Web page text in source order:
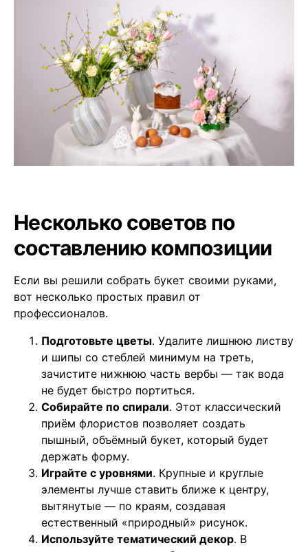
Несколько советов по
составлению композиции
Если вы решили собрать букет своими руками,
вот несколько простых правил от
профессионалов.
Подготовьте цветы. Удалите лишнюю листву
и шипы со стеблей минимум на треть,
зачистите нижнюю часть вербы — так вода
не будет быстро портиться.
Собирайте по спирали. Этот классический
приём флористов позволяет создать
пышный, объёмный букет, который будет
держать форму.
Играйте с уровнями. Крупные и круглые
элементы лучше ставить ближе к центру,
вытянутые — по краям, создавая
естественный «природный» рисунок.
Используйте тематический декор. В